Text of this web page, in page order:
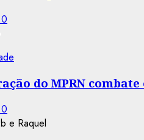
0
do MPRN
0